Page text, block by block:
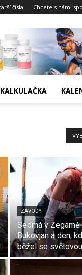
čísla Chcete s námi
KALKULAČKA
ZÁVODY
Sedmá v
Bukovjan a den,
běžel se